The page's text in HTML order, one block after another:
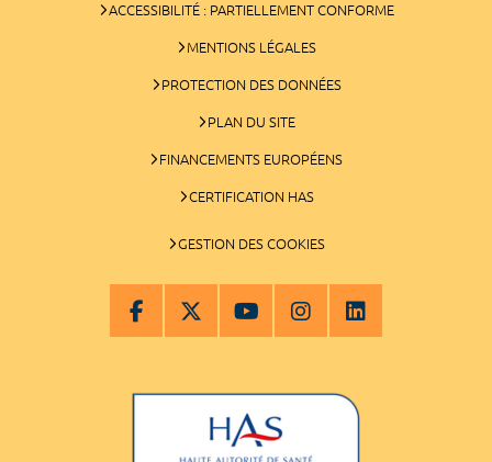
ACCESSIBILITÉ : PARTIELLEMENT CONFORME
MENTIONS LÉGALES
PROTECTION DES DONNÉES
PLAN DU SITE
FINANCEMENTS EUROPÉENS
CERTIFICATION HAS
GESTION DES COOKIES